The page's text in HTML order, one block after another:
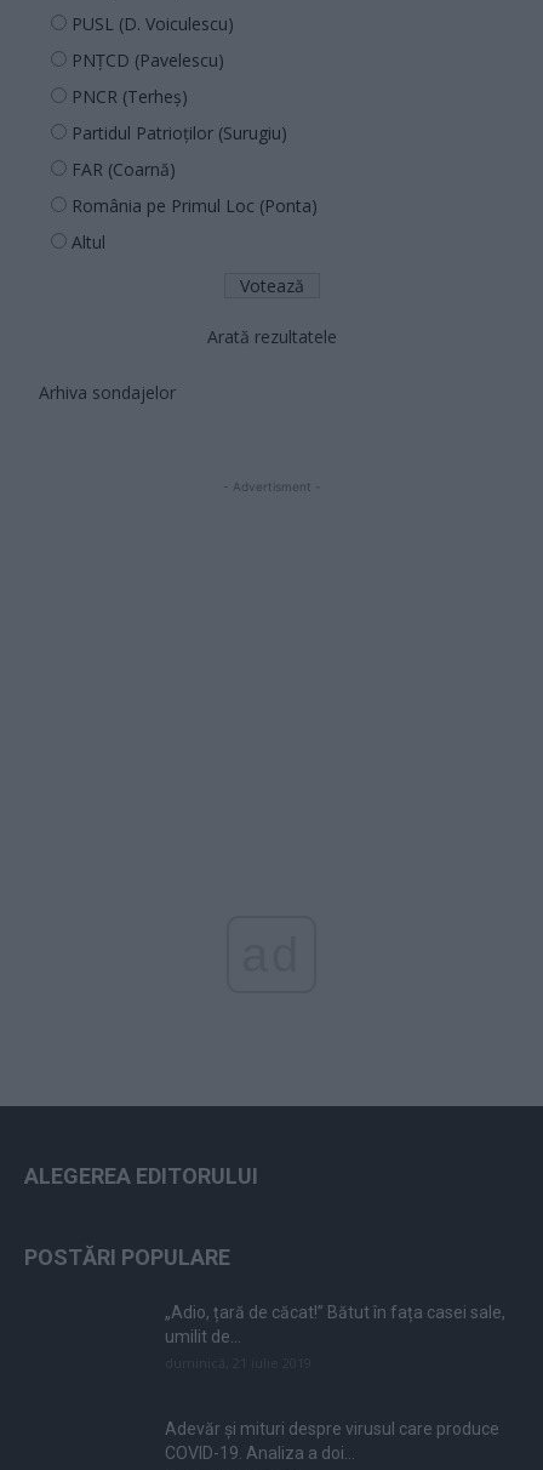
PUSL (D. Voiculescu)
PNȚCD (Pavelescu)
PNCR (Terheș)
Partidul Patrioților (Surugiu)
FAR (Coarnă)
România pe Primul Loc (Ponta)
Altul
Arată rezultatele
Arhiva sondajelor
- Advertisment -
ALEGEREA EDITORULUI
POSTĂRI POPULARE
„Adio, țară de căcat!” Bătut în fața casei sale,
umilit de...
Adevăr și mituri despre virusul care produce
COVID-19. Analiza a doi...